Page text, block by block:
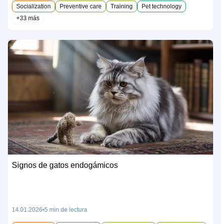
Socialization Preventive care Training
Pet technology
+33 más
Signos de gatos endogámicos
14.01.2026 5 min de lectura